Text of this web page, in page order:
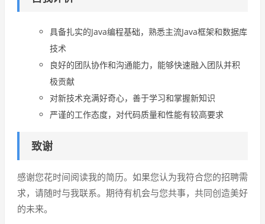
具备扎实的Java编程基础，熟悉主流Java框架和数据库
技术
良好的团队协作和沟通能力，能够快速融入团队并积
极贡献
对新技术充满好奇心，善于学习和掌握新知识
严谨的工作态度，对代码质量和性能有较高要求
致谢
感谢您花时间阅读我的简历。如果您认为我符合您的招聘需
求，请随时与我联系。期待有机会与您共事，共同创造美好
的未来。